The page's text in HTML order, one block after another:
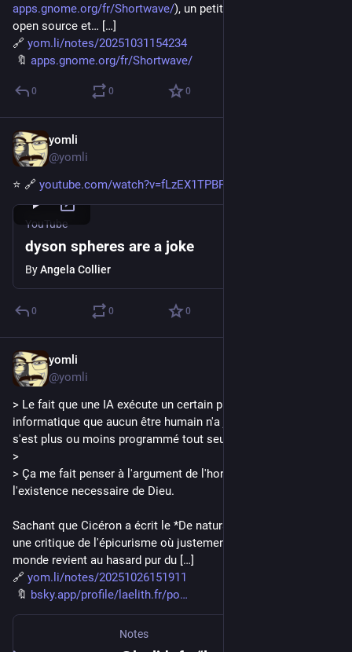
apps.gnome.org/fr/Shortwave/), un petit logiciel de web radio
open source et… […]
🔗 yom.li/notes/20251031154234
🔖 apps.gnome.org/fr/Shortwave/
0 0 0
yomli
@yomli
⭐ 🔗 youtube.com/watch?v=fLzEX1TPBFM
YouTube
dyson spheres are a joke
ByAngela Collier
0 0 0
yomli
@yomli
> Le fait que une IA exécute un certain programme
informatique que aucun être humain n'a jamais programmé. Il
s'est plus ou moins programmé tout seul, par apprentissage.
>
> Ça me fait penser à l'argument de l'horloger, à propos de
l'existence necessaire de Dieu.
Sachant que Cicéron a écrit le *De natura deorum* comme
une critique de l'épicurisme où justement la création du
monde revient au hasard pur du […]
🔗 yom.li/notes/20251026151911
🔖 bsky.app/profile/laelith.fr/po
Notes